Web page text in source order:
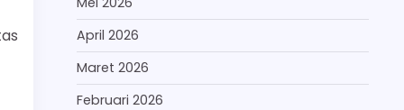
April 2026
Maret 2026
Februari 2026